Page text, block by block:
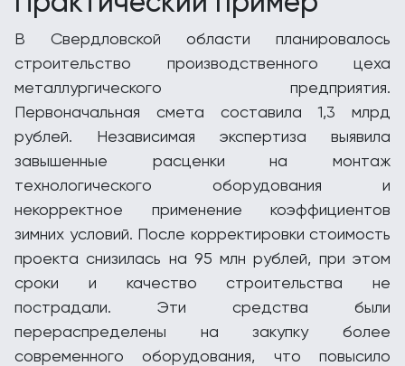
В Свердловской области планировалось
строительство производственного цеха
металлургического предприятия.
Первоначальная смета составила 1,3 млрд
рублей. Независимая экспертиза выявила
завышенные расценки на монтаж
технологического оборудования и
некорректное применение коэффициентов
зимних условий. После корректировки стоимость
проекта снизилась на 95 млн рублей, при этом
сроки и качество строительства не
пострадали. Эти средства были
перераспределены на закупку более
современного оборудования, что повысило